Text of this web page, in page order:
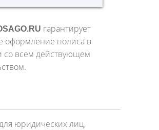
гарантирует
оформление полиса в
со всем действующем
юридических лиц,